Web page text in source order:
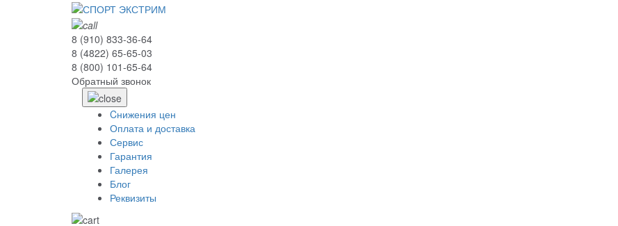
8 (910) 833-36-64
8 (4822) 65-65-03
8 (800) 101-65-64
Обратный звонок
Cнижения цен
Оплата и доставка
Сервис
Гарантия
Галерея
Блог
Реквизиты